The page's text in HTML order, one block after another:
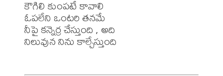
కౌగిలి కుంపటే కావాలి
ఓపలేని ఒంటరి తనమే
నీపై కన్నెర్ర చేస్తుంది , అది
నిలువున నిను కాల్చేస్తుంది